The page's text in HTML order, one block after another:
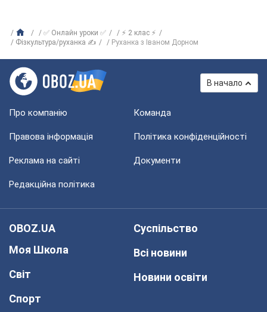
✅ Онлайн уроки ✅
⚡ 2 клас ⚡
Фізкультура/руханка ✍
Руханка з Іваном Дорном
В начало
Про компанію Команда
Правова інформація Політика конфіденційності
Реклама на сайті Документи
Редакційна політика
OBOZ.UA
Моя Школа
Світ
Спорт
Суспільство
Всі новини
Новини освіти